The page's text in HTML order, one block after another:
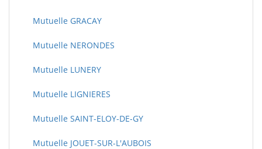
Mutuelle GRACAY
Mutuelle NERONDES
Mutuelle LUNERY
Mutuelle LIGNIERES
Mutuelle SAINT-ELOY-DE-GY
Mutuelle JOUET-SUR-L'AUBOIS